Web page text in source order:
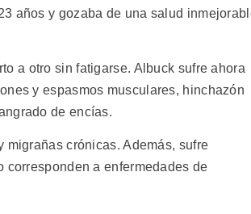
años y gozaba de una salud
a otro sin fatigarse. Albuck sufre ahora
y espasmos musculares, hinchazón
de encías.
crónicas. Además, sufre
a enfermedades de